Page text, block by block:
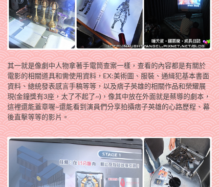
其一就是像劇中人物拿著手電筒查案一樣，查看的內容都是有關於
電影的相關道具和需使用資料，EX:美術圖、服裝、通緝犯基本書面
資料、總統發表感言手稿等等，以及痞子英雄的相關作品和榮耀展
現(金鐘獎有3座，太了不起了~)，像其中放在外面就是蔡導的劇本，
這裡還能蓋章喔~還能看到演員們分享拍攝痞子英雄的心路歷程、幕
後直擊等等的影片。